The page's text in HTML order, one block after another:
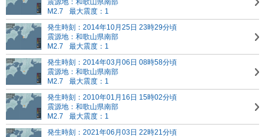
震源地：和歌山県南部
M2.7
最大震度：1
発生時刻：2014年10月25日 23時29分頃
震源地：和歌山県南部
M2.7
最大震度：1
発生時刻：2014年03月06日 08時58分頃
震源地：和歌山県南部
M2.7
最大震度：1
発生時刻：2010年01月16日 15時02分頃
震源地：和歌山県南部
M2.7
最大震度：1
発生時刻：2021年06月03日 22時21分頃